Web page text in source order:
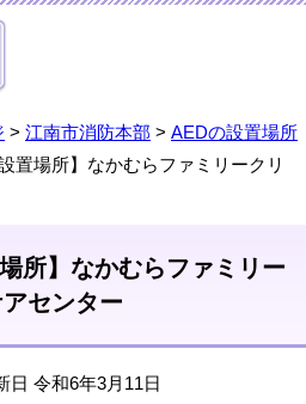
> 江南市消防本部 > AEDの設置場所
置場所】なかむらファミリークリ
場所】なかむらファミリー
センター
令和6年3月11日